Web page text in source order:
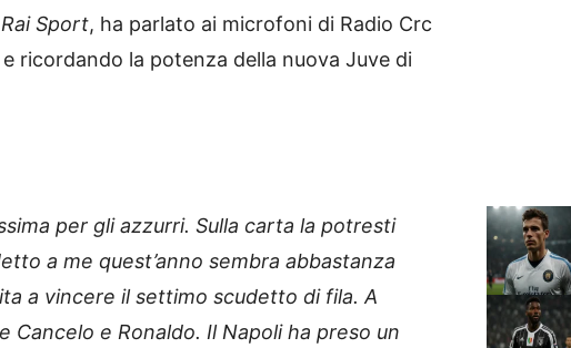
Rai Sport, ha parlato ai microfoni di Radio Crc
e ricordando la potenza della nuova Juve di
per gli azzurri. Sulla carta la potresti
a me quest’anno sembra abbastanza
a vincere il settimo scudetto di fila. A
Cancelo e Ronaldo. Il Napoli ha preso un